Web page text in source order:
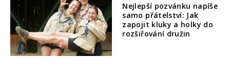
Nejlepší pozvánku napíše
samo přátelství: Jak
zapojit kluky a holky do
rozšiřování družin